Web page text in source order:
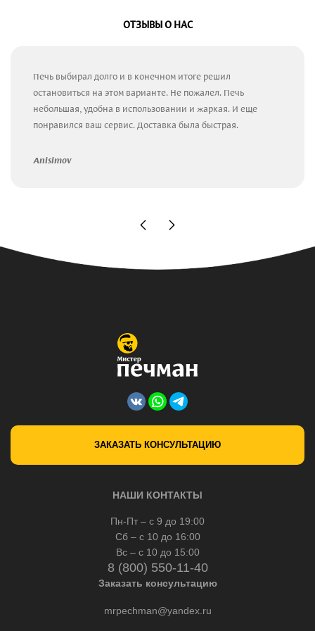
ОТЗЫВЫ О НАС
Печь выбирал долго и в конечном итоге решил
остановиться на этом варианте. Не пожалел. Печь
небольшая, удобна в использовании и жаркая. И еще
понравился ваш сервис. Доставка была быстрая.
Anisimov
ЗАКАЗАТЬ КОНСУЛЬТАЦИЮ
НАШИ КОНТАКТЫ
Пн-Пт – с 9 до 19:00
Сб – с 10 до 16:00
Вс – с 10 до 15:00
8 (800) 550-11-40
Заказать консультацию
mrpechman@yandex.ru